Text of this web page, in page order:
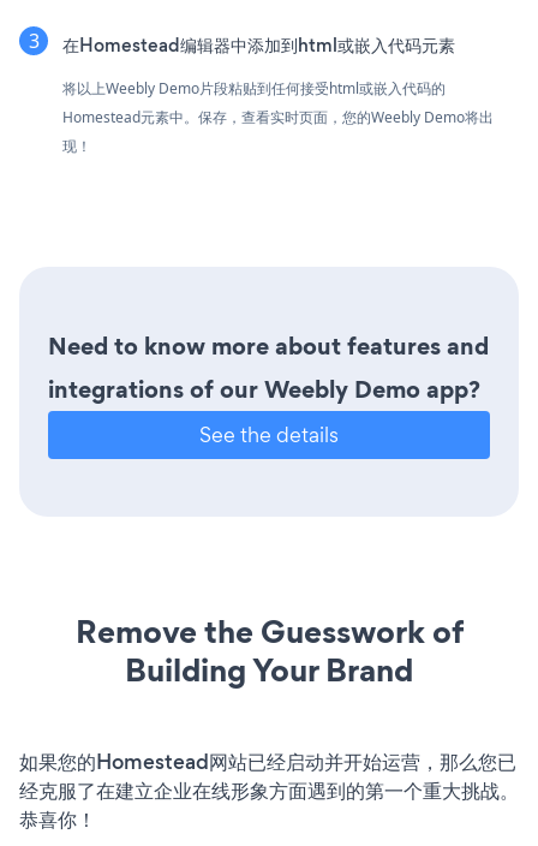
在Homestead编辑器中添加到html或嵌入代码元素
将以上Weebly Demo片段粘贴到任何接受html或嵌入代码的
Homestead元素中。保存，查看实时页面，您的Weebly Demo将出
现！
Need to know more about features and
integrations of our Weebly Demo app?
See the details
Remove the Guesswork of
Building Your Brand
如果您的Homestead网站已经启动并开始运营，那么您已
经克服了在建立企业在线形象方面遇到的第一个重大挑战。
恭喜你！